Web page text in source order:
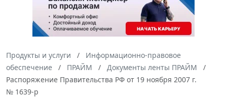
Продукты и услуги
Информационно-правовое
обеспечение
ПРАЙМ
Документы ленты ПРАЙМ
Распоряжение Правительства РФ от 19 ноября 2007 г.
№ 1639-p